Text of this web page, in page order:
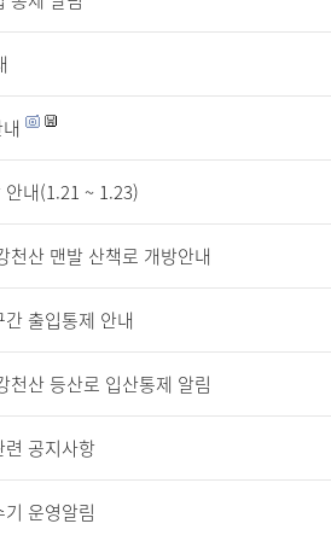
내(1.21 ~ 1.23)
천산 맨발 산책로 개방안내
출입통제 안내
천산 등산로 입산통제 알림
공지사항
운영알림